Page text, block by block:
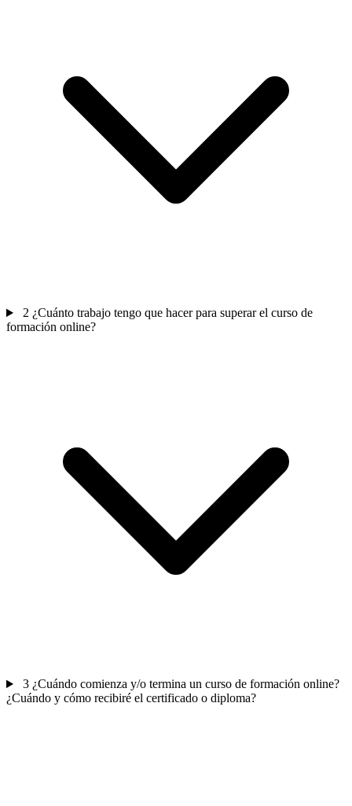
2 ¿Cuánto trabajo tengo que hacer para superar el curso de
formación online?
3 ¿Cuándo comienza y/o termina un curso de formación online?
¿Cuándo y cómo recibiré el certificado o diploma?